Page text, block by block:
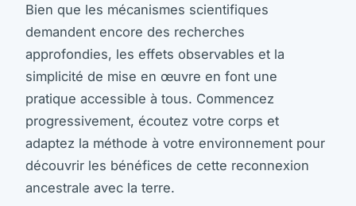
Bien que les mécanismes scientifiques
demandent encore des recherches
approfondies, les effets observables et la
simplicité de mise en œuvre en font une
pratique accessible à tous. Commencez
progressivement, écoutez votre corps et
adaptez la méthode à votre environnement pour
découvrir les bénéfices de cette reconnexion
ancestrale avec la terre.